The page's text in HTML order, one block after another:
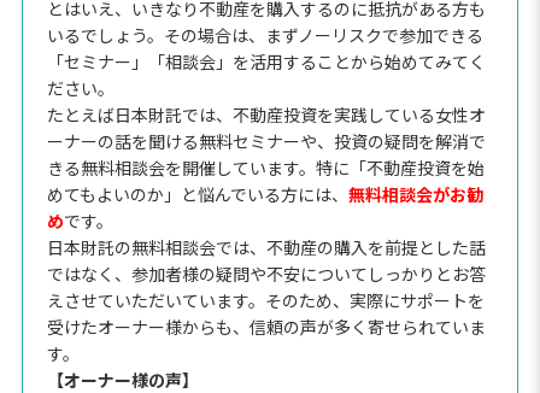
とはいえ、いきなり不動産を購入するのに抵抗がある方も
いるでしょう。その場合は、まずノーリスクで参加できる
「セミナー」「相談会」を活用することから始めてみてく
ださい。
たとえば日本財託では、不動産投資を実践している女性オ
ーナーの話を聞ける無料セミナーや、投資の疑問を解消で
きる無料相談会を開催しています。特に「不動産投資を始
めてもよいのか」と悩んでいる方には、 無料相談会がお勧
めです。
日本財託の無料相談会では、不動産の購入を前提とした話
ではなく、参加者様の疑問や不安についてしっかりとお答
えさせていただいています。そのため、実際にサポートを
受けたオーナー様からも、信頼の声が多く寄せられていま
す。
【オーナー様の声】